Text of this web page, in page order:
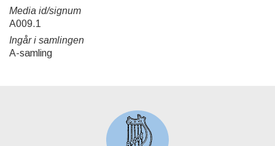
Media id/signum
A009.1
Ingår i samlingen
A-samling